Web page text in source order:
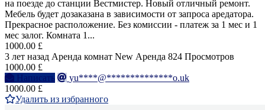
на поезде до станции Вестмистер. Новый отличный ремонт.
Мебель будет дозаказана в зависимости от запроса аредатора.
Прекрасное расположение. Без комиссии - платеж за 1 мес и 1
мес залог. Комната 1...
1000.00 £
3 лет назад Аренда комнат New Аренда 824 Просмотров
1000.00 £
Написать
yu****@**************o.uk
1000.00 £
Удалить из избранного